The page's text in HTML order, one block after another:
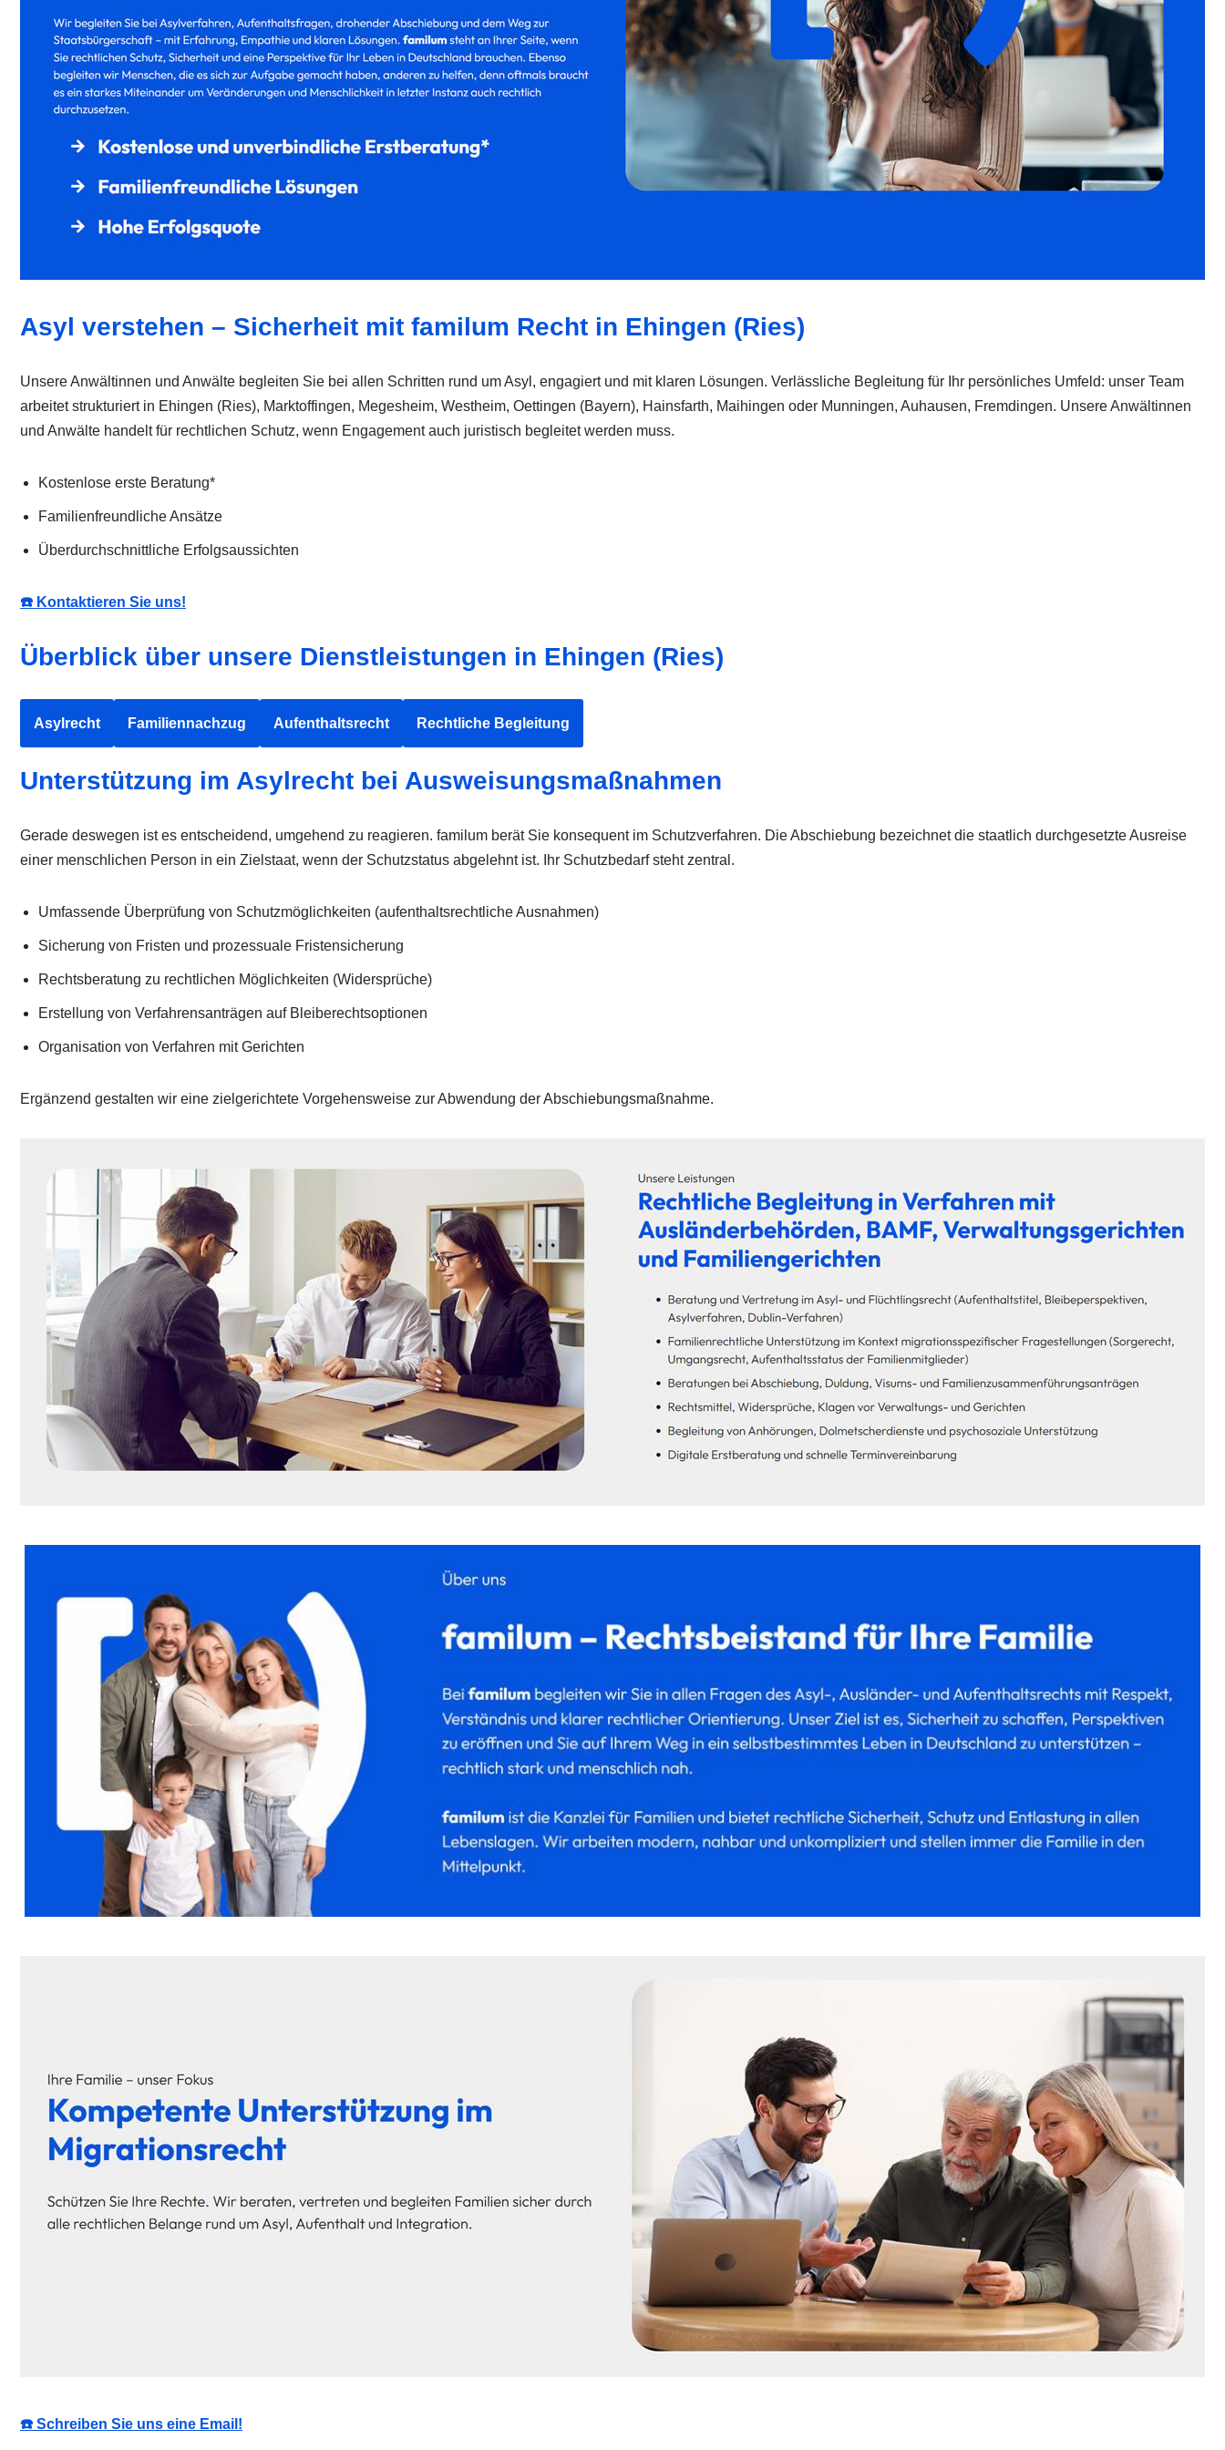
Asyl verstehen – Sicherheit mit familum Recht in Ehingen (Ries)
Unsere Anwältinnen und Anwälte begleiten Sie bei allen Schritten rund um Asyl, engagiert und mit klaren Lösungen. Verlässliche Begleitung für Ihr persönliches Umfeld: unser Team
arbeitet strukturiert in Ehingen (Ries), Marktoffingen, Megesheim, Westheim, Oettingen (Bayern), Hainsfarth, Maihingen oder Munningen, Auhausen, Fremdingen. Unsere Anwältinnen
und Anwälte handelt für rechtlichen Schutz, wenn Engagement auch juristisch begleitet werden muss.
Kostenlose erste Beratung*
Familienfreundliche Ansätze
Überdurchschnittliche Erfolgsaussichten
☎️ Kontaktieren Sie uns!
Überblick über unsere Dienstleistungen in Ehingen (Ries)
Asylrecht Familiennachzug Aufenthaltsrecht Rechtliche Begleitung
Unterstützung im Asylrecht bei Ausweisungsmaßnahmen
Gerade deswegen ist es entscheidend, umgehend zu reagieren. familum berät Sie konsequent im Schutzverfahren. Die Abschiebung bezeichnet die staatlich durchgesetzte Ausreise
einer menschlichen Person in ein Zielstaat, wenn der Schutzstatus abgelehnt ist. Ihr Schutzbedarf steht zentral.
Umfassende Überprüfung von Schutzmöglichkeiten (aufenthaltsrechtliche Ausnahmen)
Sicherung von Fristen und prozessuale Fristensicherung
Rechtsberatung zu rechtlichen Möglichkeiten (Widersprüche)
Erstellung von Verfahrensanträgen auf Bleiberechtsoptionen
Organisation von Verfahren mit Gerichten
Ergänzend gestalten wir eine zielgerichtete Vorgehensweise zur Abwendung der Abschiebungsmaßnahme.
☎️ Schreiben Sie uns eine Email!